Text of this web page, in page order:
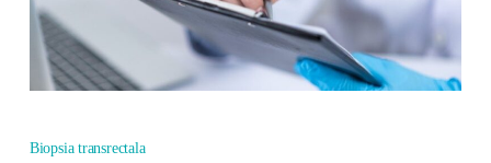
Biopsia transrectala